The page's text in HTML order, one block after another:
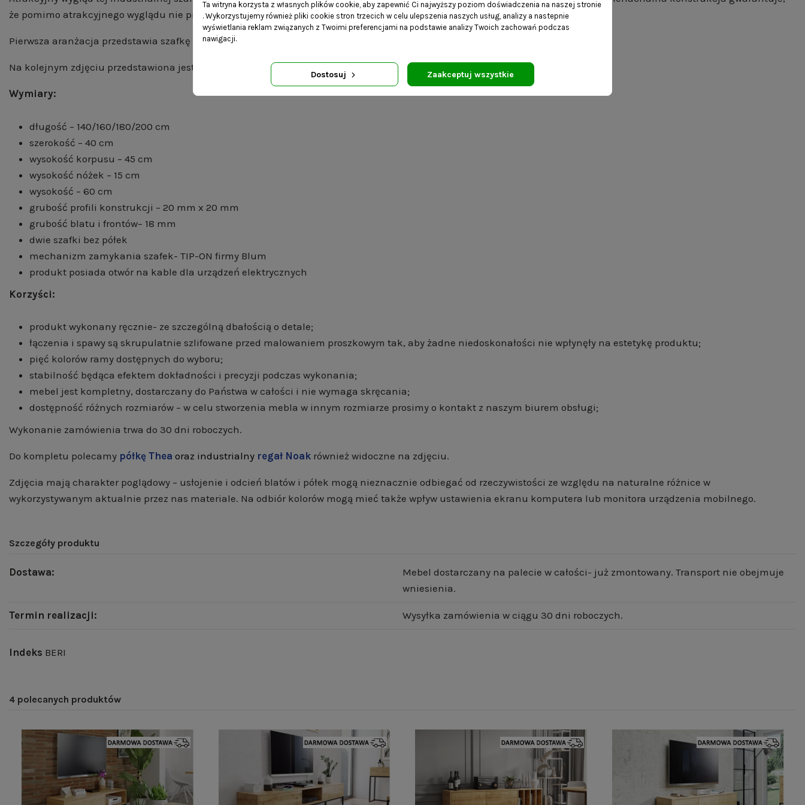
że pomimo atrakcyjnego wyglądu nie przytłoczy ona pozostałego wystroju pomieszczenia.
Pierwsza aranżacja przedstawia szafkę wykonaną z płyty- dąb naturalny fornir lakierowany.
Na kolejnym zdjęciu przedstawiona jest szafka o szerokości 200cm. Blat i fronty- płyta Kronospan - Dąb Craft Złoty
Wymiary:
długość – 140/160/180/200 cm
szerokość – 40 cm
wysokość korpusu – 45 cm
wysokość nóżek – 15 cm
wysokość – 60 cm
grubość profili konstrukcji – 20 mm x 20 mm
grubość blatu i frontów– 18 mm
dwie szafki bez półek
mechanizm zamykania szafek- TIP-ON firmy Blum
produkt posiada otwór na kable dla urządzeń elektrycznych
Korzyści:
produkt wykonany ręcznie- ze szczególną dbałością o detale;
łączenia i spawy są skrupulatnie szlifowane przed malowaniem proszkowym tak, aby żadne niedoskonałości nie wpłynęły na estetykę produktu;
pięć kolorów ramy dostępnych do wyboru;
stabilność będąca efektem dokładności i precyzji podczas wykonania;
mebel jest kompletny, dostarczany do Państwa w całości i nie wymaga skręcania;
dostępność różnych rozmiarów – w celu stworzenia mebla w innym rozmiarze prosimy o kontakt z naszym biurem obsługi;
Wykonanie zamówienia trwa do 30 dni roboczych.
Do kompletu polecamy półkę Thea oraz industrialny regał Noak również widoczne na zdjęciu.
Zdjęcia mają charakter poglądowy – usłojenie i odcień blatów i półek mogą nieznacznie odbiegać od rzeczywistości ze względu na naturalne różnice w
wykorzystywanym aktualnie przez nas materiale. Na odbiór kolorów mogą mieć także wpływ ustawienia ekranu komputera lub monitora urządzenia mobilnego.
Szczegóły produktu
Dostawa:
Mebel dostarczany na palecie w całości- już zmontowany. Transport nie obejmuje
wniesienia.
Termin realizacji: Wysyłka zamówienia w ciągu 30 dni roboczych.
Indeks BERI
4 polecanych produktów
Ta witryna korzysta z własnych plików cookie, aby zapewnić Ci najwyższy poziom doświadczenia na naszej stronie
. Wykorzystujemy również pliki cookie stron trzecich w celu ulepszenia naszych usług, analizy a nastepnie
wyświetlania reklam związanych z Twoimi preferencjami na podstawie analizy Twoich zachowań podczas
nawigacji.
Dostosuj Zaakceptuj wszystkie